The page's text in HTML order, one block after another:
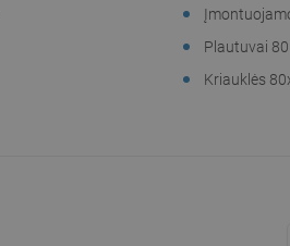
Plautuvai
Kriauklės